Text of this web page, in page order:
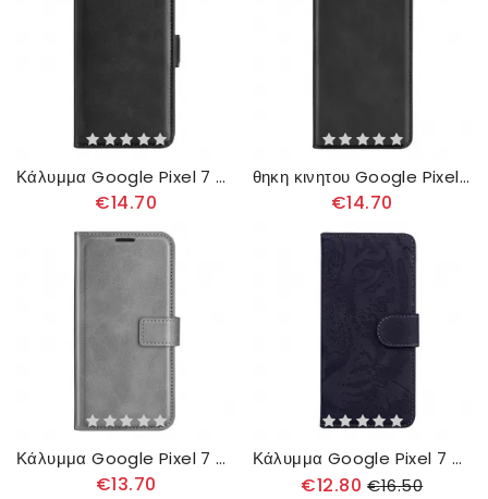
Κάλυμμα Google Pixel 7 Διπλό Κούμπωμα
€14.70
θηκη κινητου Google Pixel 7 Θήκη Flip Απλό Δέρμα
€14.70
Κάλυμμα Google Pixel 7 Συνθετικό Δέρμα
€13.70
Κάλυμμα Google Pixel 7 Tiger Print
€12.80 €16.50